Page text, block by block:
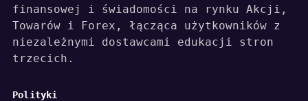
finansowej i świadomości na rynku Akcji,
Towarów i Forex, łącząca użytkowników z
niezależnymi dostawcami edukacji stron
trzecich.
Polityki